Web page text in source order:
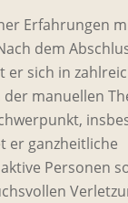
Erfahrungen
dem
er sich in
manuellen
er ganzheitliche
Personen